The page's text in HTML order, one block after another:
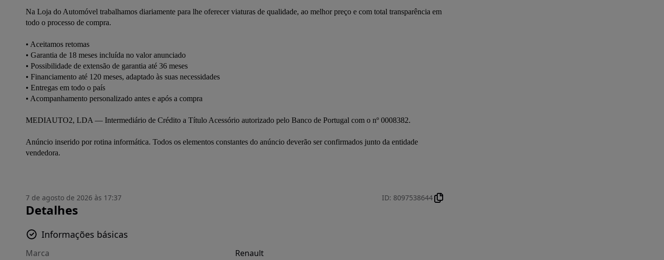
Na Loja do Automóvel trabalhamos diariamente para lhe oferecer viaturas de qualidade, ao melhor preço e com total transparência em
todo o processo de compra.
• Aceitamos retomas
• Garantia de 18 meses incluída no valor anunciado
• Possibilidade de extensão de garantia até 36 meses
• Financiamento até 120 meses, adaptado às suas necessidades
• Entregas em todo o país
• Acompanhamento personalizado antes e após a compra
MEDIAUTO2, LDA — Intermediário de Crédito a Título Acessório autorizado pelo Banco de Portugal com o nº 0008382.
Anúncio inserido por rotina informática. Todos os elementos constantes do anúncio deverão ser confirmados junto da entidade
7 de agosto de 2026 às 17:37 ID: 8097538644
Detalhes
Informações básicas
Marca Renault